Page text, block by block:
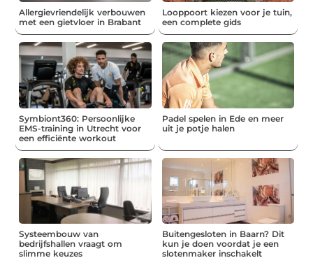
Allergievriendelijk verbouwen
met een gietvloer in Brabant
Looppoort kiezen voor je tuin,
een complete gids
Symbiont360: Persoonlijke
EMS-training in Utrecht voor
een efficiënte workout
Padel spelen in Ede en meer
uit je potje halen
Systeembouw van
bedrijfshallen vraagt om
slimme keuzes
Buitengesloten in Baarn? Dit
kun je doen voordat je een
slotenmaker inschakelt